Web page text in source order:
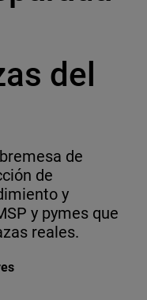
del
de
de
y
y pymes que
reales.